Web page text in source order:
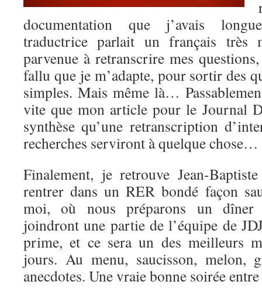
documentation que j’avais
traductrice parlait un français très
parvenue à retranscrire mes
fallu que je m’adapte, pour sortir des
simples. Mais même là…
vite que mon article pour le Journal
synthèse qu’une retranscription
recherches serviront à quelque chose…
Finalement, je retrouve Jean-
rentrer dans un RER bondé façon
moi, où nous préparons un dîner
joindront une partie de l’équipe de
prime, et ce sera un des meilleurs
jours. Au menu, saucisson, melon,
anecdotes. Une vraie bonne soirée